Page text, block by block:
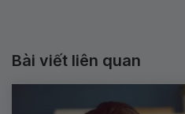
Bài viết liên quan